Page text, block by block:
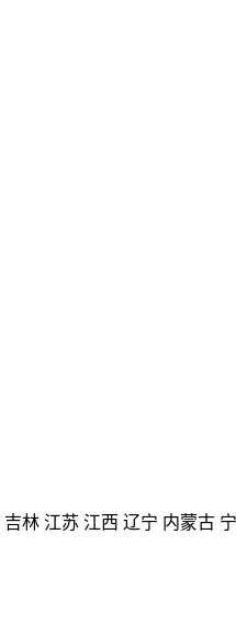
吉林 江苏 江西 辽宁 内蒙古